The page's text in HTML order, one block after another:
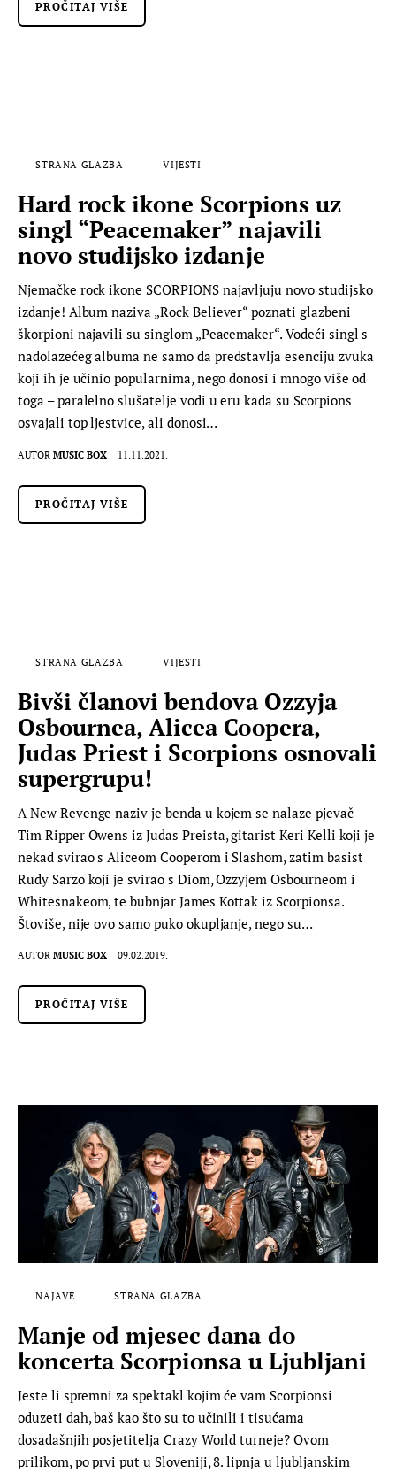
PROČITAJ VIŠE
STRANA GLAZBA VIJESTI
Hard rock ikone Scorpions uz
singl “Peacemaker” najavili
novo studijsko izdanje
Njemačke rock ikone SCORPIONS najavljuju novo studijsko
izdanje! Album naziva „Rock Believer“ poznati glazbeni
škorpioni najavili su singlom „Peacemaker“. Vodeći singl s
nadolazećeg albuma ne samo da predstavlja esenciju zvuka
koji ih je učinio popularnima, nego donosi i mnogo više od
toga – paralelno slušatelje vodi u eru kada su Scorpions
osvajali top ljestvice, ali donosi…
AUTOR MUSIC BOX 11.11.2021.
PROČITAJ VIŠE
STRANA GLAZBA VIJESTI
Bivši članovi bendova Ozzyja
Osbournea, Alicea Coopera,
Judas Priest i Scorpions osnovali
supergrupu!
A New Revenge naziv je benda u kojem se nalaze pjevač
Tim Ripper Owens iz Judas Preista, gitarist Keri Kelli koji je
nekad svirao s Aliceom Cooperom i Slashom, zatim basist
Rudy Sarzo koji je svirao s Diom, Ozzyjem Osbourneom i
Whitesnakeom, te bubnjar James Kottak iz Scorpionsa.
Štoviše, nije ovo samo puko okupljanje, nego su…
AUTOR MUSIC BOX 09.02.2019.
PROČITAJ VIŠE
NAJAVE STRANA GLAZBA
Manje od mjesec dana do
koncerta Scorpionsa u Ljubljani
Jeste li spremni za spektakl kojim će vam Scorpionsi
oduzeti dah, baš kao što su to učinili i tisućama
dosadašnjih posjetitelja Crazy World turneje? Ovom
prilikom, po prvi put u Sloveniji, 8. lipnja u ljubljanskim